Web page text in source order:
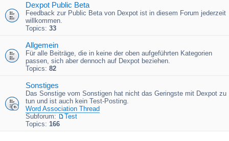
Dexpot Public Beta
Feedback zur Public Beta von Dexpot ist in diesem Forum jederzeit
willkommen.
Topics: 33
Allgemein
Für alle Beiträge, die in keine der oben aufgeführten Kategorien
passen, sich aber dennoch auf Dexpot beziehen.
Topics: 82
Sonstiges
Das Sonstige vom Sonstigen hat nicht das Geringste mit Dexpot zu
tun und ist auch kein Test-Posting.
Word Association Thread
Subforum:
Test
Topics: 166